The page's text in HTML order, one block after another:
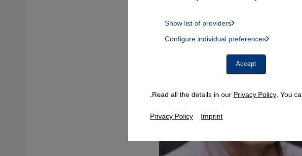
Show list of providers
Google Maps Embed, Google Tag Manager, Instagram Embed, Twitter Embed, Youtube
Configure individual preferences
Accept
Read all the details in ourPrivacy Policy. You
Privacy Policy Imprint